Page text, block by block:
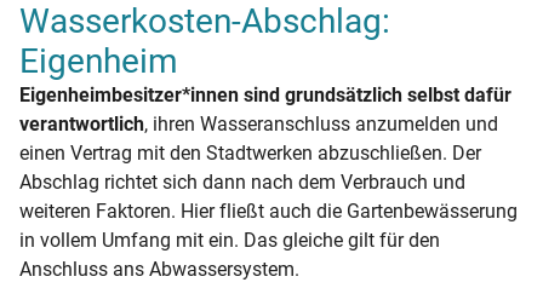
Wasserkosten-Abschlag:
Eigenheim
Eigenheimbesitzer*innen sind grundsätzlich selbst dafür
verantwortlich, ihren Wasseranschluss anzumelden und
einen Vertrag mit den Stadtwerken abzuschließen. Der
Abschlag richtet sich dann nach dem Verbrauch und
weiteren Faktoren. Hier fließt auch die Gartenbewässerung
in vollem Umfang mit ein. Das gleiche gilt für den
Anschluss ans Abwassersystem.